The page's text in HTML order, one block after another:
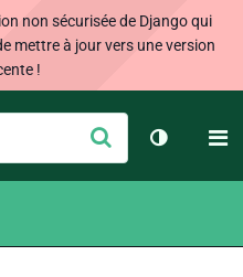
non sécurisée de Django qui
mettre à jour vers une version
!
Envoyer
Changer